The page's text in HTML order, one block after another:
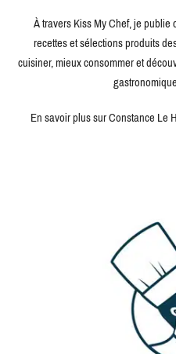
À travers Kiss My Chef, je
recettes et sélections produits
cuisiner, mieux consommer et
En savoir plus sur Constance Le